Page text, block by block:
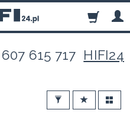
607 615 717 HIFI24